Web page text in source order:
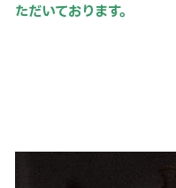
ただいております。